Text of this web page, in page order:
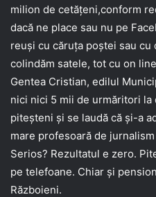
milion de cetățeni,conform
dacă ne place sau nu pe
reuși cu căruța poștei sau
colindăm satele, tot cu on
Gentea Cristian, edilul
nici nici 5 mii de urmăritori la
piteșteni și se laudă că și-a
mare profesoară de
Serios? Rezultatul e zero.
pe telefoane. Chiar și
Războieni.